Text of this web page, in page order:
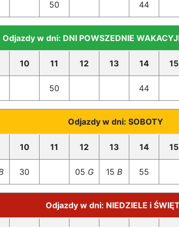
50 44
Odjazdy w dni: DNI POWSZEDNIE
10 11 12 13 14 15
50 44
Odjazdy w dni: SOBOTY
10 11 12 13 14 15
30 05 G 15 B 55
Odjazdy w dni: NIEDZIELE i